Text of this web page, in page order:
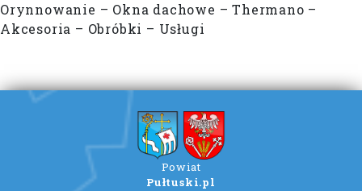
Orynnowanie – Okna dachowe – Thermano –
Akcesoria – Obróbki – Usługi
Powiat
Pułtuski.pl